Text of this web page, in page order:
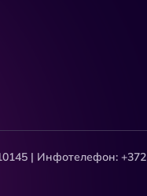
| Инфотелефон: